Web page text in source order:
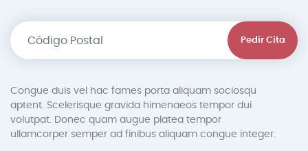
Pedir Cita
Congue duis vel hac fames porta aliquam sociosqu
aptent. Scelerisque gravida himenaeos tempor dui
volutpat. Donec quam augue platea tempor
ullamcorper semper ad finibus aliquam congue integer.